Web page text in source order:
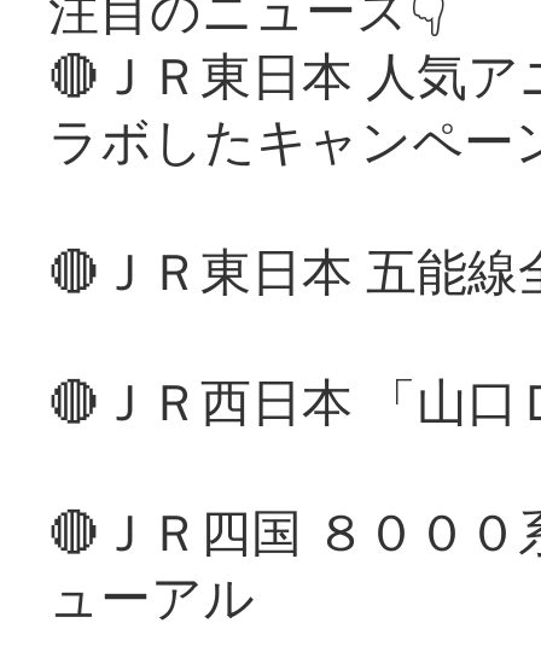
🔴ＪＲ東日本 人気
ラボしたキャンペー
🔴ＪＲ東日本 五能
🔴ＪＲ西日本 「山
🔴ＪＲ四国 ８００
ューアル